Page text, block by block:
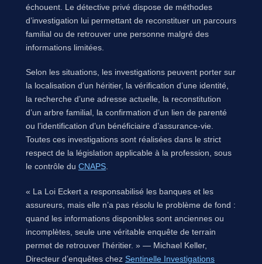
échouent. Le détective privé dispose de méthodes
d’investigation lui permettant de reconstituer un parcours
familial ou de retrouver une personne malgré des
informations limitées.
Selon les situations, les investigations peuvent porter sur
la localisation d’un héritier, la vérification d’une identité,
la recherche d’une adresse actuelle, la reconstitution
d’un arbre familial, la confirmation d’un lien de parenté
ou l’identification d’un bénéficiaire d’assurance-vie.
Toutes ces investigations sont réalisées dans le strict
respect de la législation applicable à la profession, sous
le contrôle du CNAPS.
« La Loi Eckert a responsabilisé les banques et les
assureurs, mais elle n’a pas résolu le problème de fond :
quand les informations disponibles sont anciennes ou
incomplètes, seule une véritable enquête de terrain
permet de retrouver l’héritier. » — Michael Keller,
Directeur d’enquêtes chez Sentinelle Investigations